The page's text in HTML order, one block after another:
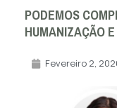
PODEMOS
HUMANIZAÇÃO
Fevereiro 2,